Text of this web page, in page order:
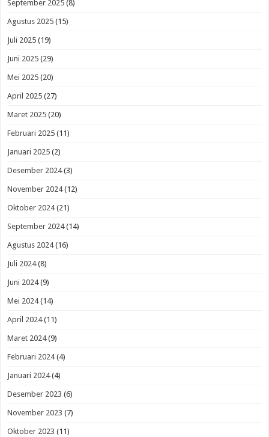
September 2025 (8)
Agustus 2025 (15)
Juli 2025 (19)
Juni 2025 (29)
Mei 2025 (20)
April 2025 (27)
Maret 2025 (20)
Februari 2025 (11)
Januari 2025 (2)
Desember 2024(3)
November 2024(12)
Oktober 2024(21)
September 2024(14)
Agustus 2024(16)
Juli 2024(8)
Juni 2024(9)
Mei 2024(14)
April 2024(11)
Maret 2024(9)
Februari 2024(4)
Januari 2024(4)
Desember 2023 (6)
November 2023 (7)
Oktober 2023 (11)